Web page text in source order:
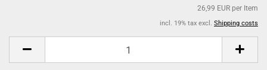
26,99 EUR per Item
incl. 19% tax excl. Shipping costs